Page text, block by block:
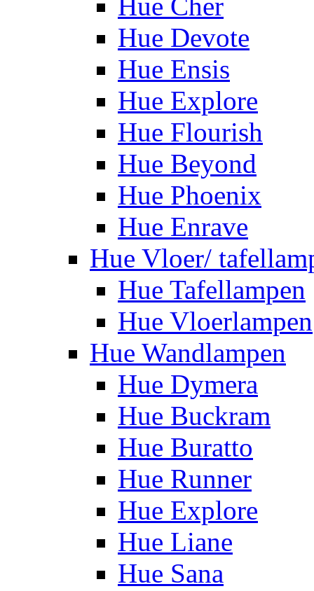
Hue Devote
Hue Ensis
Hue Explore
Hue Flourish
Hue Beyond
Hue Phoenix
Hue Enrave
Hue Vloer/
Hue Tafellampen
Hue Vloerlampen
Hue Wandlampen
Hue Dymera
Hue Buckram
Hue Buratto
Hue Runner
Hue Explore
Hue Liane
Hue Sana